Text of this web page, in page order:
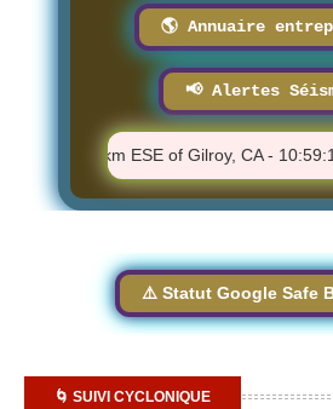
🌎 Annuaire
📢 Alertes
- 10 km ESE of Gilroy, CA - 10:59:19
⚠️ Statut Google Safe
🌀 SUIVI CYCLONIQUE